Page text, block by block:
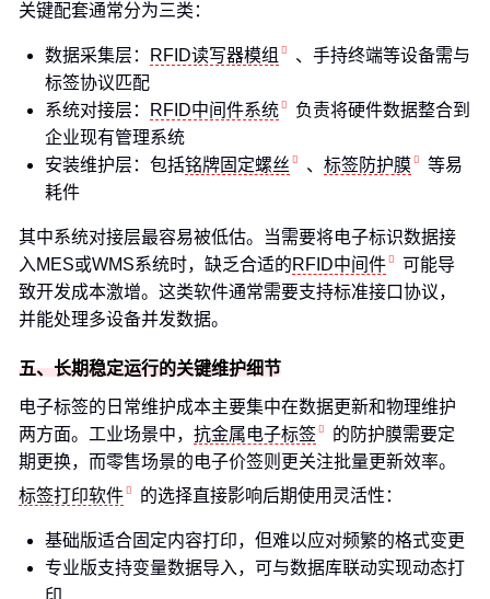
关键配套通常分为三类：
数据采集层： RFID读写器模组
、手持终端等设备需与
标签协议匹配
系统对接层：
RFID中间件系统
负责将硬件数据整合到
企业现有管理系统
安装维护层：包括铭牌固定螺丝 、 标签防护膜
等易
耗件
其中系统对接层最容易被低估。当需要将电子标识数据接
入MES或WMS系统时，缺乏合适的RFID中间件
可能导
致开发成本激增。这类软件通常需要支持标准接口协议，
并能处理多设备并发数据。
五、长期稳定运行的关键维护细节
电子标签的日常维护成本主要集中在数据更新和物理维护
两方面。工业场景中， 抗金属电子标签
的防护膜需要定
期更换，而零售场景的电子价签则更关注批量更新效率。
标签打印软件
的选择直接影响后期使用灵活性：
基础版适合固定内容打印，但难以应对频繁的格式变更
专业版支持变量数据导入，可与数据库联动实现动态打
印